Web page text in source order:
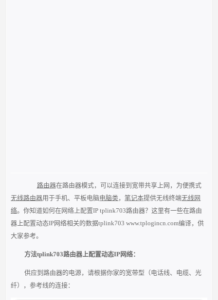
路由器在路由器模式，可以连接到宽带共享上网，为便携式
无线路由器用于手机、平板电脑电脑类 ，笔记本提供无线终端无线网
络。你知道如何在网络上配置IP tplink703路由器？这里有一些在路由
器上配置动态IP网络相关的数据tplink703 www.tplogincn.com编译，供
大家参考。
方法tplink703路由器上配置动态IP网络：
供应到路由器的电源，请根据你家的宽带型（电话线、电缆、光
纤），参考线的连接：